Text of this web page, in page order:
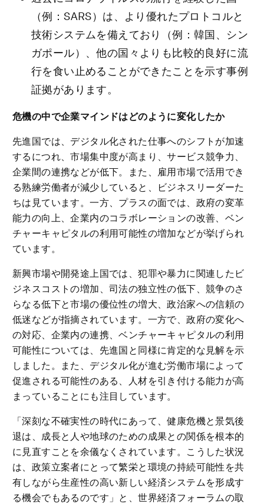
（例：SARS）は、より優れたプロトコルと
技術システムを備えており（例：韓国、シン
ガポール）、他の国々よりも比較的良好に流
行を食い止めることができたことを示す事例
証拠があります。
危機の中で企業マインドはどのように変化したか
先進国では、デジタル化された仕事へのシフトが加速
するにつれ、市場集中度が高まり、サービス競争力、
企業間の連携などが低下。また、雇用市場で活用でき
る熟練労働者が減少していると、ビジネスリーダーた
ちは見ています。一方、プラスの面では、政府の変革
能力の向上、企業内のコラボレーションの改善、ベン
チャーキャピタルの利用可能性の増加などが挙げられ
ています。
新興市場や開発途上国では、犯罪や暴力に関連したビ
ジネスコストの増加、司法の独立性の低下、競争のさ
らなる低下と市場の優位性の増大、政治家への信頼の
低迷などが指摘されています。一方で、政府の変化へ
の対応、企業内の連携、ベンチャーキャピタルの利用
可能性については、先進国と同様に肯定的な見解を示
しました。また、デジタル化が進む労働市場によって
促進される可能性のある、人材を引き付ける能力が高
まっていることにも注目しています。
「深刻な不確実性の時代にあって、健康危機と景気後
退は、成長と人や地球のための成果との関係を根本的
に見直すことを余儀なくされています。こうした状況
は、政策立案者にとって繁栄と環境の持続可能性を共
有しながら生産性の高い新しい経済システムを形成す
る機会でもあるのです」と、世界経済フォーラムの取